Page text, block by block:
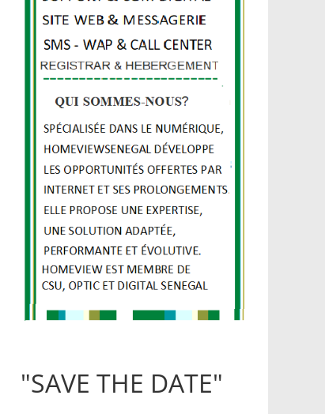
"SAVE THE DATE"